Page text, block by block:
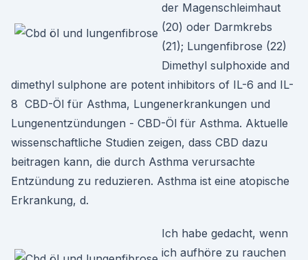
der Magenschleimhaut
(20) oder Darmkrebs
(21); Lungenfibrose (22)
Dimethyl sulphoxide and
dimethyl sulphone are potent inhibitors of IL-6 and IL-
8 CBD-Öl für Asthma, Lungenerkrankungen und
Lungenentzündungen - CBD-Öl für Asthma. Aktuelle
wissenschaftliche Studien zeigen, dass CBD dazu
beitragen kann, die durch Asthma verursachte
Entzündung zu reduzieren. Asthma ist eine atopische
Erkrankung, d.
Ich habe gedacht, wenn
ich aufhöre zu rauchen